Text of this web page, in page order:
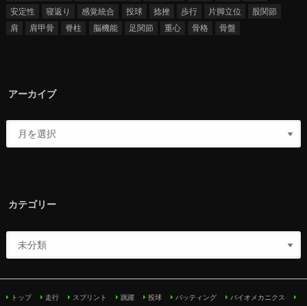
安定性
寝返り 感覚統合 投球 捻挫 歩行 片脚立位
股関節
肩
肩甲骨 脊柱 脳機能 足関節 重心 骨格 骨盤
アーカイブ
カテゴリー
トップ 走行 スプリント 跳躍 投球 バッティング バイオメカニクス